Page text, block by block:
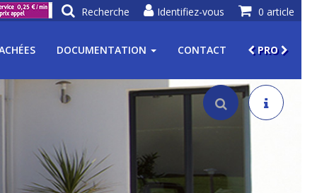
0 article
Identifiez-vous
Recherche
DOCUMENTATION CONTACT PRO